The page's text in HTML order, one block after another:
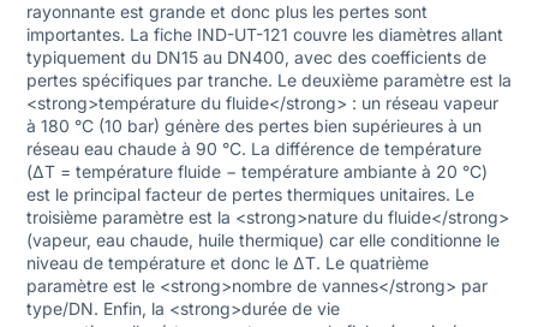
rayonnante est grande et donc plus les pertes sont
importantes. La fiche IND-UT-121 couvre les diamètres allant
typiquement du DN15 au DN400, avec des coefficients de
pertes spécifiques par tranche. Le deuxième paramètre est la
<strong>température du fluide</strong> : un réseau vapeur
à 180 °C (10 bar) génère des pertes bien supérieures à un
réseau eau chaude à 90 °C. La différence de température
(ΔT = température fluide − température ambiante à 20 °C)
est le principal facteur de pertes thermiques unitaires. Le
troisième paramètre est la <strong>nature du fluide</strong>
(vapeur, eau chaude, huile thermique) car elle conditionne le
niveau de température et donc le ΔT. Le quatrième
paramètre est le <strong>nombre de vannes</strong> par
type/DN. Enfin, la <strong>durée de vie